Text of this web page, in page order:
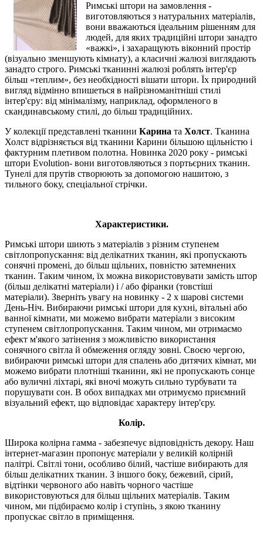
Римські штори на замовлення -
виготовляються з натуральних матеріалів,
вони вважаються ідеальним рішенням для
людей, для яких традиційні штори занадто
«важкі», і захаращують віконний простір
(візуально зменшують кімнату), а класичні жалюзі виглядають
занадто строго. Римські тканинні жалюзі роблять інтер'єр
більш «теплим», без необхідності вішати штори. Їх природний
вигляд відмінно впишеться в найрізноманітніші стилі
інтер'єру: від мінімалізму, наприклад, оформленого в
скандинавському стилі, до більш традиційних.
У колекції представлені тканини Карина та Холст. Тканина
Холст відрізняється від тканини Карини більшою щільністю і
фактурним плетивом полотна. Новинка 2020 року - римські
штори Evolution- вони виготовляються з портьєрних тканин.
Тунелі для прутів створюють за допомогою нашитою, з
тильного боку, спеціальної стрічки.
Характеристики.
Римські штори шиють з матеріалів з різним ступенем
світлопропускання: від делікатних тканин, які пропускають
сонячні промені, до більш щільних, повністю затемнених
тканин. Таким чином, їх можна використовувати замість штор
(більш делікатні матеріали) і / або фіранки (товстіші
матеріали). Зверніть увагу на новинку - 2 х шарові системи
День-Ніч. Вибираючи римські штори для кухні, вітальні або
ванної кімнати, ми можемо вибрати матеріали з високим
ступенем світлопропускання. Таким чином, ми отримаємо
ефект м'якого затінення з можливістю використання
сонячного світла й обмеження огляду зовні. Своєю чергою,
вибираючи римські штори для спалень або дитячих кімнат, ми
можемо вибрати плотніші тканини, які не пропускають сонце
або вуличні ліхтарі, які вночі можуть сильно турбувати та
порушувати сон. В обох випадках ми отримуємо приємний
візуальний ефект, що відповідає характеру інтер'єру.
Колір.
Широка колірна гамма - забезпечує відповідність декору. Наш
інтернет-магазин пропонує матеріали у великій колірній
палітрі. Світлі тони, особливо білий, частіше вибирають для
більш делікатних тканин. З іншого боку, бежевий, сірий,
відтінки червоного або навіть чорного частіше
використовуються для більш щільних матеріалів. Таким
чином, ми підбираємо колір і ступінь, з якою тканину
пропускає світло в приміщення.